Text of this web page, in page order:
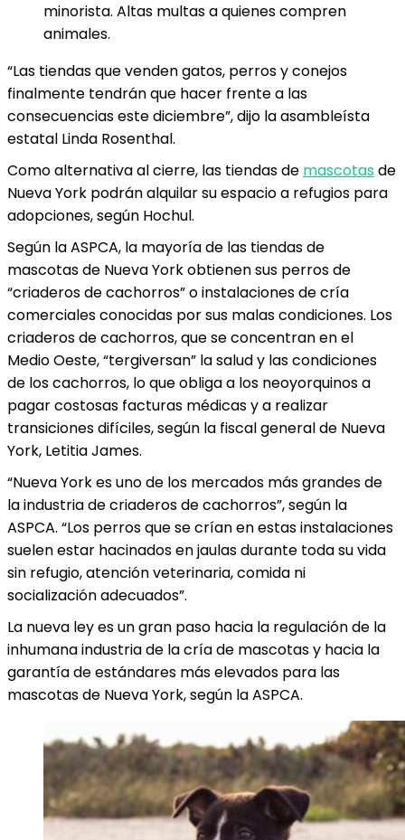
minorista. Altas multas a quienes compren
animales.
“Las tiendas que venden gatos, perros y conejos
finalmente tendrán que hacer frente a las
consecuencias este diciembre”, dijo la asambleísta
estatal Linda Rosenthal.
Como alternativa al cierre, las tiendas de mascotasde
Nueva York podrán alquilar su espacio a refugios para
adopciones, según Hochul.
Según la ASPCA, la mayoría de las tiendas de
mascotas de Nueva York obtienen sus perros de
“criaderos de cachorros” o instalaciones de cría
comerciales conocidas por sus malas condiciones. Los
criaderos de cachorros, que se concentran en el
Medio Oeste, “tergiversan” la salud y las condiciones
de los cachorros, lo que obliga a los neoyorquinos a
pagar costosas facturas médicas y a realizar
transiciones difíciles, según la fiscal general de Nueva
York, Letitia James.
“Nueva York es uno de los mercados más grandes de
la industria de criaderos de cachorros”, según la
ASPCA. “Los perros que se crían en estas instalaciones
suelen estar hacinados en jaulas durante toda su vida
sin refugio, atención veterinaria, comida ni
socialización adecuados”.
La nueva ley es un gran paso hacia la regulación de la
inhumana industria de la cría de mascotas y hacia la
garantía de estándares más elevados para las
mascotas de Nueva York, según la ASPCA.